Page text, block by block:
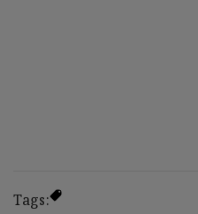
Tags: